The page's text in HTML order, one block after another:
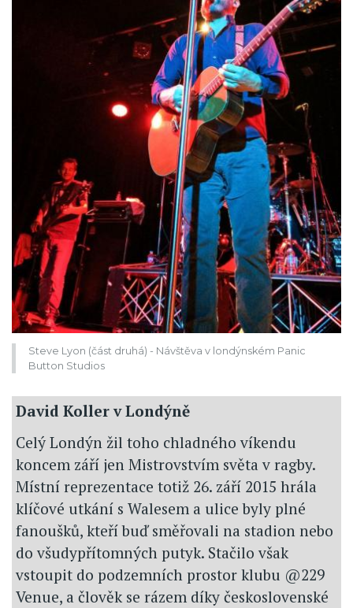
Steve Lyon (část druhá) - Návštěva v londýnském Panic
Button Studios
David Koller v Londýně
Celý Londýn žil toho chladného víkendu
koncem září jen Mistrovstvím světa v ragby.
Místní reprezentace totiž 26. září 2015 hrála
klíčové utkání s Walesem a ulice byly plné
fanoušků, kteří buď směřovali na stadion nebo
do všudypřítomných putyk. Stačilo však
vstoupit do podzemních prostor klubu @229
Venue, a člověk se rázem díky československé